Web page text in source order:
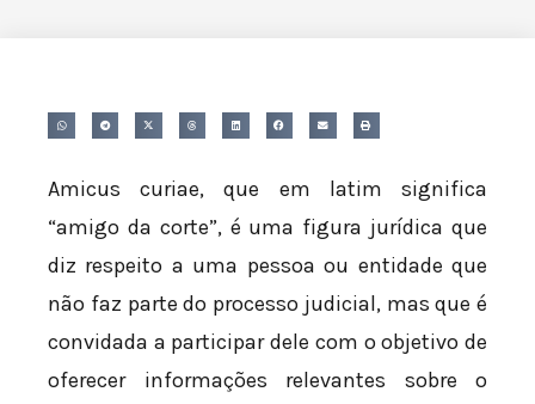
Amicus curiae, que em latim significa
“amigo da corte”, é uma figura jurídica que
diz respeito a uma pessoa ou entidade que
não faz parte do processo judicial, mas que é
convidada a participar dele com o objetivo de
oferecer informações relevantes sobre o